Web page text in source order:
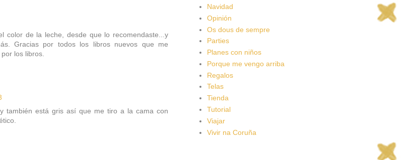
color de la leche, desde que lo recomendaste...y
Gracias por todos los libros nuevos que me
los libros.
también está gris así que me tiro a la cama con
Navidad
Opinión
Os dous de sempre
Parties
Planes con niños
Porque me vengo arriba
Regalos
Telas
Tienda
Tutorial
Viajar
Vivir na Coruña